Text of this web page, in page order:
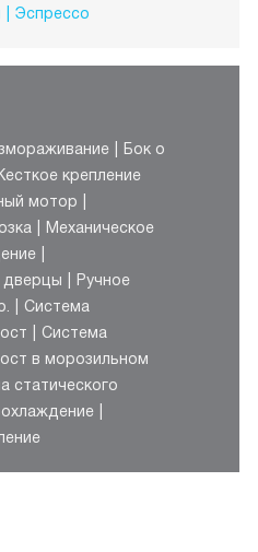
Эспрессо
Бок о
крепление
мотор
Механическое
дверцы
Ручное
Система
Система
в морозильном
статического